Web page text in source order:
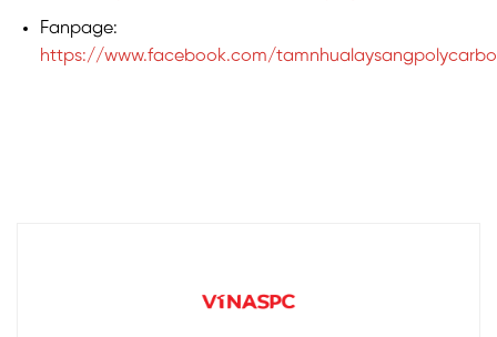
Fanpage:
https://www.facebook.com/